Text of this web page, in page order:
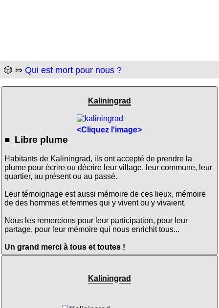
🎲 ⤇ Qui est mort pour nous ?
Kaliningrad
<Cliquez l'image>
■ Libre plume
Habitants de Kaliningrad, ils ont accepté de prendre la
plume pour écrire ou décrire leur village, leur commune, leur
quartier, au présent ou au passé.
Leur témoignage est aussi mémoire de ces lieux, mémoire
de des hommes et femmes qui y vivent ou y vivaient.
Nous les remercions pour leur participation, pour leur
partage, pour leur mémoire qui nous enrichit tous...
Un grand merci à tous et toutes !
Kaliningrad